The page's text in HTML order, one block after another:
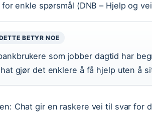
enkle spørsmål (DNB – Hjelp og
BETYR NOE
som jobber dagtid har
gjør det enklere å få hjelp uten å
Chat gir en raskere vei til svar for